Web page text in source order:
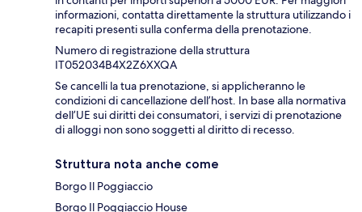
informazioni, contatta direttamente la struttura utilizzando i
recapiti presenti sulla conferma della prenotazione.
Numero di registrazione della struttura
IT052034B4X2Z6XXQA
Se cancelli la tua prenotazione, si applicheranno le
condizioni di cancellazione dell’host. In base alla normativa
dell’UE sui diritti dei consumatori, i servizi di prenotazione
di alloggi non sono soggetti al diritto di recesso.
Struttura nota anche come
Borgo Il Poggiaccio
Borgo Il Poggiaccio House